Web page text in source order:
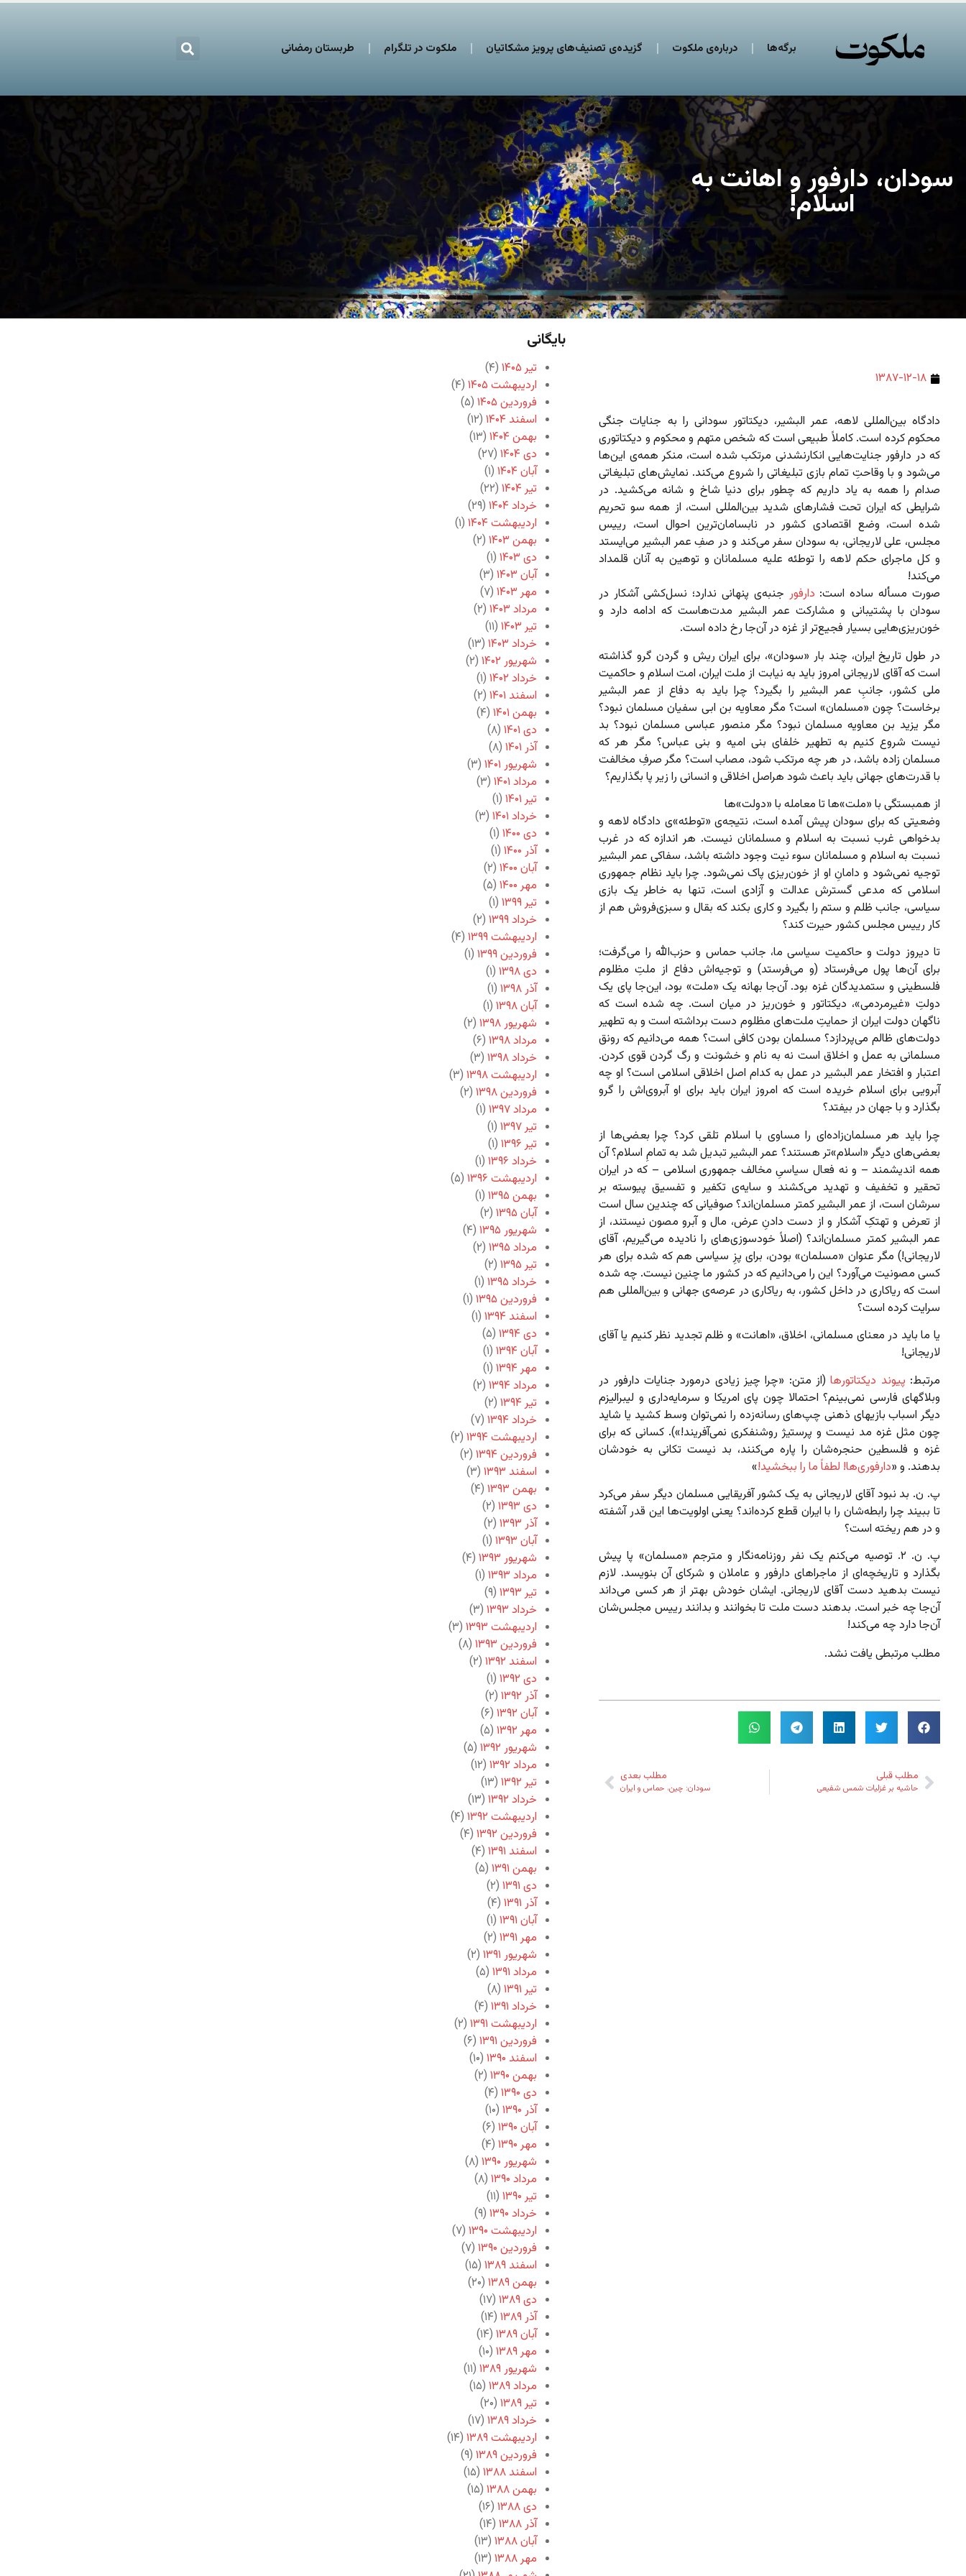
برگه‌ها درباره‌ی ملکوت گزیده‌ی تصنیف‌های پرویز مشکاتیان ملکوت در تلگرام طربستان رمضانی
سودان،‌ دارفور و اهانت به
اسلام!
۱۳۸۷-۱۲-۱۸
دادگاه بین‌المللی لاهه، عمر البشیر، دیکتاتور سودانی را به جنایات جنگی
محکوم کرده است. کاملاً طبیعی است که شخص متهم و محکوم و دیکتاتوری
که در دارفور جنایت‌هایی انکارنشدنی مرتکب شده است، منکر همه‌ی این‌ها
می‌شود و با وقاحتِ تمام بازی تبلیغاتی را شروع می‌کند. نمایش‌های تبلیغاتی
صدام را همه به یاد داریم که چطور برای دنیا شاخ و شانه می‌کشید. در
شرایطی که ایران تحت فشارهای شدید بین‌المللی است، از همه سو تحریم
شده است، وضع اقتصادی کشور در نابسامان‌ترین احوال است، رییس
مجلس، علی لاریجانی، به سودان سفر می‌کند و در صفِ عمر البشیر می‌ایستد
و کل ماجرای حکم لاهه را توطئه علیه مسلمانان و توهین به آنان قلمداد
می‌کند!
صورت مسأله ساده است: دارفور جنبه‌ی پنهانی ندارد؛ نسل‌کشی آشکار در
سودان با پشتیبانی و مشارکت عمر البشیر مدت‌هاست که ادامه دارد و
خون‌ریزی‌هایی بسیار فجیع‌تر از غزه در آن‌جا رخ داده است.
در طول تاریخ ایران، چند بار «سودان»، برای ایران ریش و گردن گرو گذاشته
است که آقای لاریجانی امروز باید به نیابت از ملت ایران، امت اسلام و حاکمیت
ملی کشور، جانبِ عمر البشیر را بگیرد؟ چرا باید به دفاع از عمر البشیر
برخاست؟ چون «مسلمان» است؟ مگر معاویه بن ابی سفیان مسلمان نبود؟
مگر یزید بن معاویه مسلمان نبود؟ مگر منصور عباسی مسلمان نبود؟ بد
نیست شروع کنیم به تطهیر خلفای بنی امیه و بنی عباس؟ مگر هر که
مسلمان زاده باشد، در هر چه مرتکب شود، مصاب است؟ مگر صرفِ مخالفت
با قدرت‌های جهانی باید باعث شود هراصل اخلاقی و انسانی را زیر پا بگذاریم؟
از همبستگی با «ملت»‌ها تا معامله با «دولت»ها
وضعیتی که برای سودان پیش آمده است، نتیجه‌ی «توطئه‌»ی دادگاه لاهه و
بدخواهی غرب نسبت به اسلام و مسلمانان نیست. هر اندازه که در غرب
نسبت به اسلام و مسلمانان سوء نیت وجود داشته باشد، سفاکی عمر البشیر
توجیه نمی‌شود و دامانِ‌ او از خون‌ریزی پاک نمی‌شود. چرا باید نظام جمهوری
اسلامی که مدعی گسترش عدالت و آزادی است، تنها به خاطر یک بازی
سیاسی، جانب ظلم و ستم را بگیرد و کاری بکند که بقال و سبزی‌فروش هم از
کار رییس مجلس کشور حیرت کند؟
تا دیروز دولت و حاکمیت سیاسی ما، جانب حماس و حزب‌الله را می‌گرفت؛
برای آن‌ها پول می‌فرستاد (و می‌فرستد) و توجیه‌اش دفاع از ملتِ مظلوم
فلسطینی و ستمدیدگان غزه بود. آن‌جا بهانه یک «ملت» بود، این‌جا پای یک
دولتِ «غیرمردمی»، دیکتاتور و خون‌ریز در میان است. چه شده است که
ناگهان دولت ایران از حمایتِ ملت‌های مظلوم دست برداشته است و به تطهیر
دولت‌های ظالم می‌پردازد؟ مسلمان بودن کافی است؟ همه می‌دانیم که رونق
مسلمانی به عمل و اخلاق است نه به نام و خشونت و رگ گردن قوی کردن.
اعتبار و افتخار عمر البشیر در عمل به کدام اصل اخلاقی اسلامی است؟ او چه
آبرویی برای اسلام خریده است که امروز ایران باید برای او آبروی‌اش را گرو
بگذارد و با جهان در بیفتد؟
چرا باید هر مسلمان‌زاده‌ای را مساوی با اسلام تلقی کرد؟ چرا بعضی‌ها از
بعضی‌های دیگر «اسلام»تر هستند؟ عمر البشیر تبدیل شد به تمامِ‌ اسلام؟ آن
همه اندیشمند – و نه فعال سیاسیِ مخالف جمهوری اسلامی – که در ایران
تحقیر و تخفیف و تهدید می‌کشند و سایه‌ی تکفیر و تفسیق پیوسته بر
سرشان است، از عمر البشیر کمتر مسلمان‌اند؟ صوفیانی که چندین سال است
از تعرض و تهتکِ آشکار و از دست دادنِ عرض، مال و آبرو مصون نیستند، از
عمر البشیر کمتر مسلمان‌اند؟ (اصلاً خودسوزی‌های را نادیده می‌گیریم، آقای
لاریجانی!) مگر عنوان «مسلمان» بودن، برای پزِ سیاسی هم که شده برای هر
کسی مصونیت می‌آورد؟ این را می‌دانیم که در کشور ما چنین نیست. چه شده
است که ریاکاری در داخل کشور، به ریاکاری در عرصه‌ی جهانی و بین‌المللی هم
سرایت کرده است؟
یا ما باید در معنای مسلمانی، اخلاق، «اهانت» و ظلم تجدید نظر کنیم یا آقای
لاریجانی!
مرتبط: پیوند دیکتاتورها(از متن: «چرا چیز زیادی درمورد جنایات دارفور در
وبلاگهای فارسی نمی‌بینم؟ احتمالا چون پای امریکا و سرمایه‌داری و لیبرالیزم
دیگر اسباب بازیهای ذهنی چپ‌‌های رسانه‌زده را نمی‌توان وسط کشید یا شاید
چون مثل غزه مد نیست و پرستیژ روشنفکری نمی‌آفریند!»). کسانی که برای
غزه و فلسطین حنجره‌شان را پاره می‌‌کنند، بد نیست تکانی به خودشان
بدهند. و «دارفوری‌ها! لطفاً ما را ببخشید!»
پ. ن. بد نبود آقای لاریجانی به یک کشور آفریقایی مسلمان دیگر سفر می‌کرد
تا ببیند چرا رابطه‌شان را با ایران قطع کرده‌اند؟ یعنی اولویت‌ها این قدر آشفته
و در هم ریخته است؟
پ. ن. ۲. توصیه می‌کنم یک نفر روزنامه‌نگار و مترجم «مسلمان» پا پیش
بگذارد و تاریخچه‌ای از ماجراهای دارفور و عاملان و شرکای آن بنویسد. لازم
نیست بدهید دست آقای لاریجانی. ایشان خودش بهتر از هر کسی می‌داند
آن‌جا چه خبر است. بدهند دست ملت تا بخوانند و بدانند رییس مجلس‌شان
آن‌جا دارد چه می‌کند!
مطلب مرتبطی یافت نشد.
مطلب قبلی
حاشیه بر غزلیات شمس شفیعی
مطلب بعدی
سودان: چین، حماس و ایران
بایگانی
تیر ۱۴۰۵
(۴)
اردیبهشت ۱۴۰۵
(۴)
فروردین ۱۴۰۵
(۵)
اسفند ۱۴۰۴
(۱۲)
بهمن ۱۴۰۴
(۱۳)
دی ۱۴۰۴
(۲۷)
آبان ۱۴۰۴
(۱)
تیر ۱۴۰۴
(۲۲)
خرداد ۱۴۰۴
(۲۹)
اردیبهشت ۱۴۰۴
(۱)
بهمن ۱۴۰۳
(۲)
دی ۱۴۰۳
(۱)
آبان ۱۴۰۳
(۳)
مهر ۱۴۰۳
(۷)
مرداد ۱۴۰۳
(۲)
تیر ۱۴۰۳
(۱۱)
خرداد ۱۴۰۳
(۱۳)
شهریور ۱۴۰۲
(۲)
خرداد ۱۴۰۲
(۱)
اسفند ۱۴۰۱
(۲)
بهمن ۱۴۰۱
(۴)
دی ۱۴۰۱
(۸)
آذر ۱۴۰۱
(۸)
شهریور ۱۴۰۱
(۳)
مرداد ۱۴۰۱
(۳)
تیر ۱۴۰۱
(۱)
خرداد ۱۴۰۱
(۳)
دی ۱۴۰۰
(۱)
آذر ۱۴۰۰
(۱)
آبان ۱۴۰۰
(۲)
مهر ۱۴۰۰
(۵)
تیر ۱۳۹۹
(۱)
خرداد ۱۳۹۹
(۲)
اردیبهشت ۱۳۹۹
(۴)
فروردین ۱۳۹۹
(۱)
دی ۱۳۹۸
(۱)
آذر ۱۳۹۸
(۱)
آبان ۱۳۹۸
(۱)
شهریور ۱۳۹۸
(۲)
مرداد ۱۳۹۸
(۶)
خرداد ۱۳۹۸
(۳)
اردیبهشت ۱۳۹۸
(۳)
فروردین ۱۳۹۸
(۲)
مرداد ۱۳۹۷
(۱)
تیر ۱۳۹۷
(۱)
تیر ۱۳۹۶
(۱)
خرداد ۱۳۹۶
(۱)
اردیبهشت ۱۳۹۶
(۵)
بهمن ۱۳۹۵
(۱)
آبان ۱۳۹۵
(۲)
شهریور ۱۳۹۵
(۴)
مرداد ۱۳۹۵
(۲)
تیر ۱۳۹۵
(۲)
خرداد ۱۳۹۵
(۱)
فروردین ۱۳۹۵
(۱)
اسفند ۱۳۹۴
(۱)
دی ۱۳۹۴
(۵)
آبان ۱۳۹۴
(۱)
مهر ۱۳۹۴
(۱)
مرداد ۱۳۹۴
(۲)
تیر ۱۳۹۴
(۲)
خرداد ۱۳۹۴
(۷)
اردیبهشت ۱۳۹۴
(۲)
فروردین ۱۳۹۴
(۲)
اسفند ۱۳۹۳
(۳)
بهمن ۱۳۹۳
(۴)
دی ۱۳۹۳
(۲)
آذر ۱۳۹۳
(۲)
آبان ۱۳۹۳
(۱)
شهریور ۱۳۹۳
(۴)
مرداد ۱۳۹۳
(۱)
تیر ۱۳۹۳
(۹)
خرداد ۱۳۹۳
(۳)
اردیبهشت ۱۳۹۳
(۳)
فروردین ۱۳۹۳
(۸)
اسفند ۱۳۹۲
(۲)
دی ۱۳۹۲
(۱)
آذر ۱۳۹۲
(۲)
آبان ۱۳۹۲
(۶)
مهر ۱۳۹۲
(۵)
شهریور ۱۳۹۲
(۵)
مرداد ۱۳۹۲
(۱۲)
تیر ۱۳۹۲
(۱۳)
خرداد ۱۳۹۲
(۱۳)
اردیبهشت ۱۳۹۲
(۴)
فروردین ۱۳۹۲
(۴)
اسفند ۱۳۹۱
(۴)
بهمن ۱۳۹۱
(۵)
دی ۱۳۹۱
(۲)
آذر ۱۳۹۱
(۴)
آبان ۱۳۹۱
(۱)
مهر ۱۳۹۱
(۲)
شهریور ۱۳۹۱
(۲)
مرداد ۱۳۹۱
(۵)
تیر ۱۳۹۱
(۸)
خرداد ۱۳۹۱
(۴)
اردیبهشت ۱۳۹۱
(۲)
فروردین ۱۳۹۱
(۶)
اسفند ۱۳۹۰
(۱۰)
بهمن ۱۳۹۰
(۲)
دی ۱۳۹۰
(۴)
آذر ۱۳۹۰
(۱۰)
آبان ۱۳۹۰
(۶)
مهر ۱۳۹۰
(۴)
شهریور ۱۳۹۰
(۸)
مرداد ۱۳۹۰
(۸)
تیر ۱۳۹۰
(۱۱)
خرداد ۱۳۹۰
(۹)
اردیبهشت ۱۳۹۰
(۷)
فروردین ۱۳۹۰
(۷)
اسفند ۱۳۸۹
(۱۵)
بهمن ۱۳۸۹
(۲۰)
دی ۱۳۸۹
(۱۷)
آذر ۱۳۸۹
(۱۴)
آبان ۱۳۸۹
(۱۴)
مهر ۱۳۸۹
(۱۰)
شهریور ۱۳۸۹
(۱۱)
مرداد ۱۳۸۹
(۱۵)
تیر ۱۳۸۹
(۲۰)
خرداد ۱۳۸۹
(۱۷)
اردیبهشت ۱۳۸۹
(۱۴)
فروردین ۱۳۸۹
(۹)
اسفند ۱۳۸۸
(۱۵)
بهمن ۱۳۸۸
(۱۵)
دی ۱۳۸۸
(۱۶)
آذر ۱۳۸۸
(۱۴)
آبان ۱۳۸۸
(۱۳)
مهر ۱۳۸۸
(۱۳)